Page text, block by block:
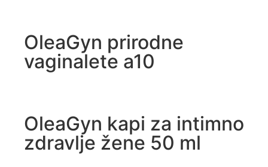
OleaGyn prirodne
vaginalete a10
OleaGyn kapi za intimno
zdravlje žene 50 ml